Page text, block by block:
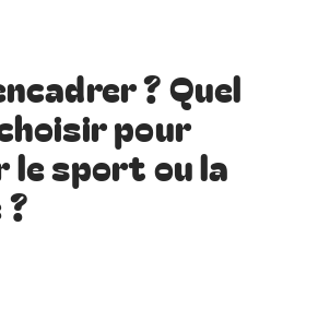
? Quel
pour
le sport ou la